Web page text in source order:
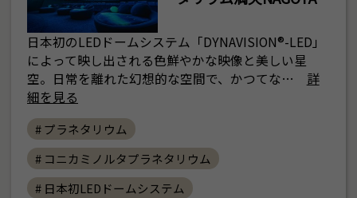
日本初のLEDドームシステム「DYNAVISION®-LED」
によって映し出される色鮮やかな映像と美しい星
空。日常を離れた幻想的な空間で、かつてな…
詳
細を見る
# プラネタリウム
# コニカミノルタプラネタリウム
# 日本初LEDドームシステム